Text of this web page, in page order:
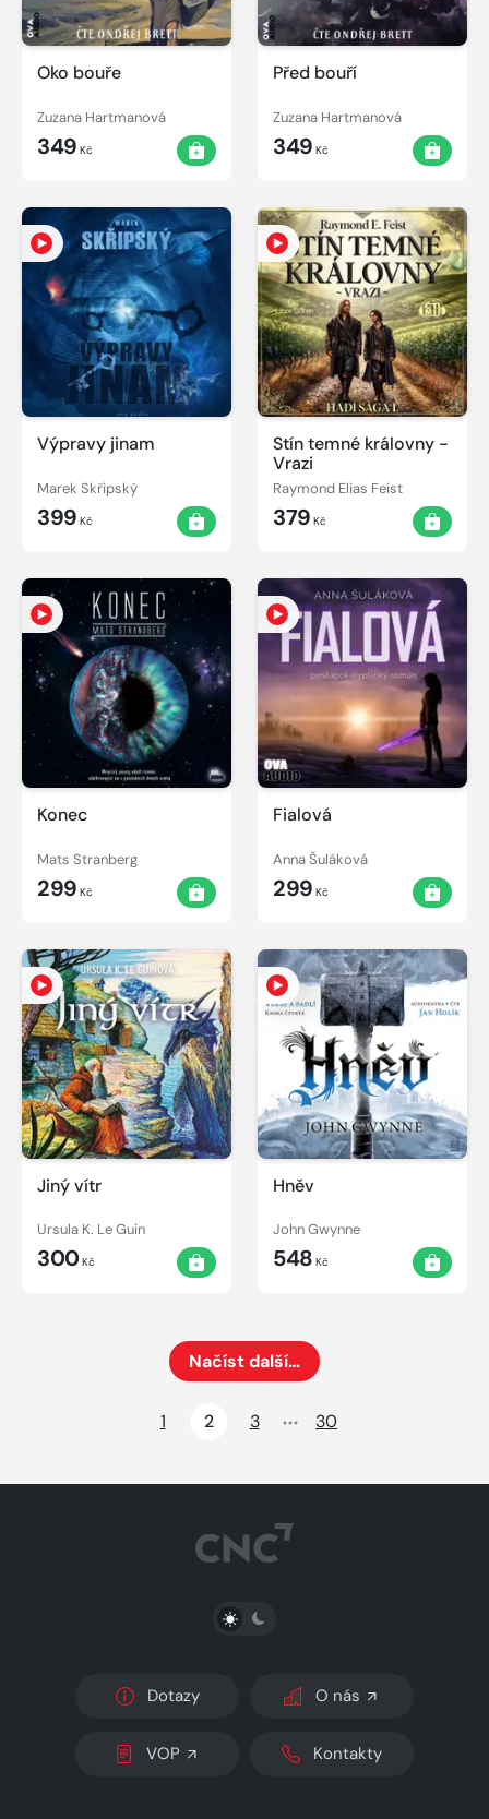
Oko bouře
Zuzana Hartmanová
349 Kč
Před bouří
Zuzana Hartmanová
349 Kč
Výpravy jinam
Marek Skřipský
399 Kč
Stín temné královny -
Vrazi
Raymond Elias Feist
379 Kč
Konec
Mats Stranberg
299 Kč
Fialová
Anna Šuláková
299 Kč
Jiný vítr
Ursula K. Le Guin
300Kč
Hněv
John Gwynne
548 Kč
Načíst další…
1
2 3 30
PŘEPNOUT SVĚTLÝ/TMAVÝ REŽIM
Dotazy O nás
VOP Kontakty